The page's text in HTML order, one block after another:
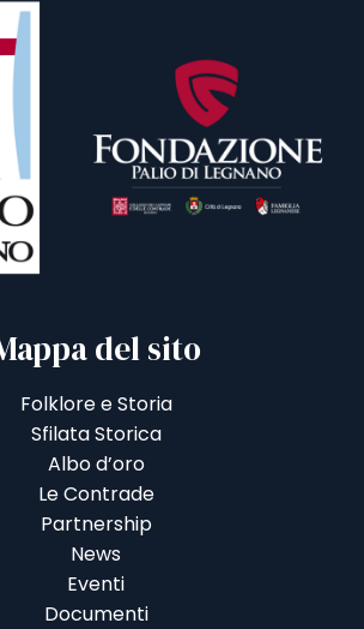
del sito
Folklore e Storia
Sfilata Storica
Albo d’oro
Le Contrade
Partnership
News
Eventi
Documenti